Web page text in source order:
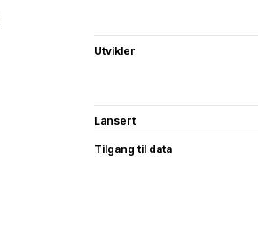
Utvikler
Lansert
Tilgang til data